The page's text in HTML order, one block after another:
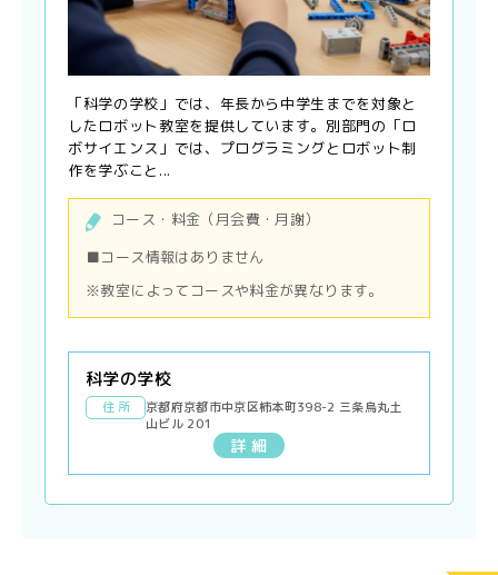
「科学の学校」では、年長から中学生までを対象と
したロボット教室を提供しています。別部門の「ロ
ボサイエンス」では、プログラミングとロボット制
作を学ぶこと...
コース・料金（月会費・月謝）
■コース情報はありません
※教室によってコースや料金が異なります。
科学の学校
住 所
京都府京都市中京区柿本町398-2 三条烏丸土
山ビル 201
詳 細